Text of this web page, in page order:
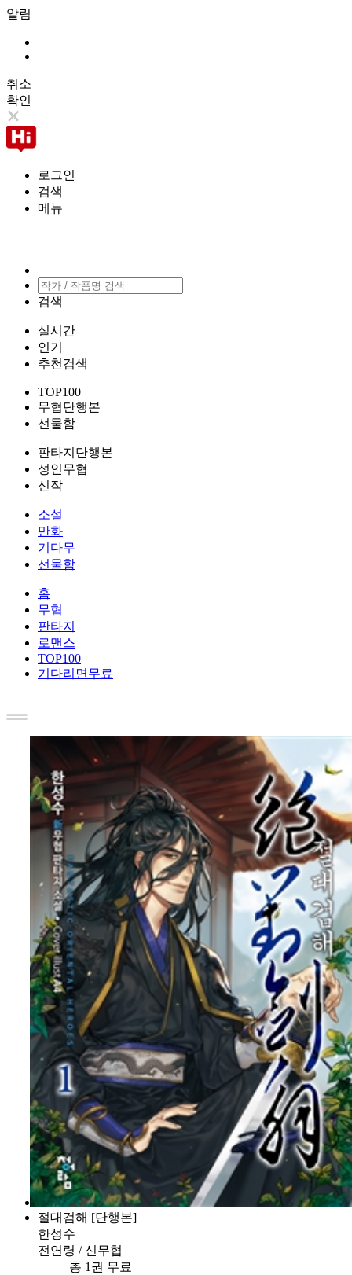
알림
취소
확인
로그인
검색
메뉴
검색
실시간
인기
추천검색
TOP100
무협단행본
선물함
판타지단행본
성인무협
신작
소설
만화
기다무
선물함
홈
무협
판타지
로맨스
TOP100
기다리면무료
절대검해 [단행본]
한성수
전연령 / 신무협
총 1권 무료